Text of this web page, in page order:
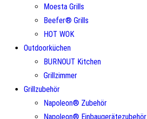
Moesta Grills
Beefer® Grills
HOT WOK
Outdoorküchen
BURNOUT Kitchen
Grillzimmer
Grillzubehör
Napoleon® Zubehör
Napoleon® Einbaugerätezubehör